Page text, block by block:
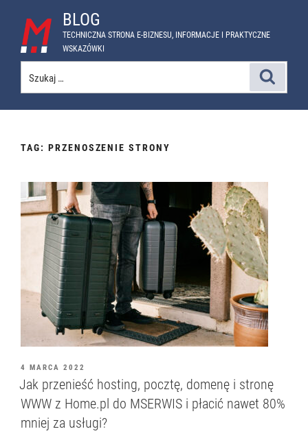
BLOG
TECHNICZNA STRONA E-BIZNESU, INFORMACJE I PRAKTYCZNE
WSKAZÓWKI
TAG: PRZENOSZENIE STRONY
OPUBLIKOWANE
W
4 MARCA 2022
Jak przenieść hosting, pocztę, domenę i stronę
WWW z Home.pl do MSERWIS i płacić nawet 80%
mniej za usługi?